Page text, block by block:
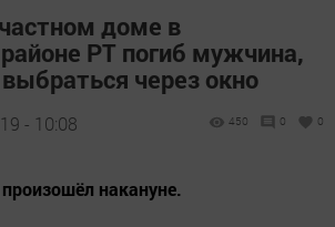
доме в
РТ погиб мужчина,
через окно
- 10:08 450 0 0
накануне.